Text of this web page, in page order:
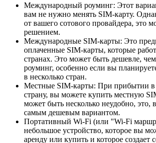
Международный роуминг: Этот
вам не нужно менять SIM-карту.
от вашего сотового провайдера, это
решением.
Международные SIM-карты: Это
оплаченные SIM-карты, которые
странах. Это может быть дешевле,
роуминг, особенно если вы
в несколько стран.
Местные SIM-карты: При прибытии
страну, вы можете купить местную
может быть несколько неудобно, это,
самым дешевым вариантом.
Портативный Wi-Fi (или "Wi-Fi
небольшое устройство, которое вы
аренду или купить и которое создает